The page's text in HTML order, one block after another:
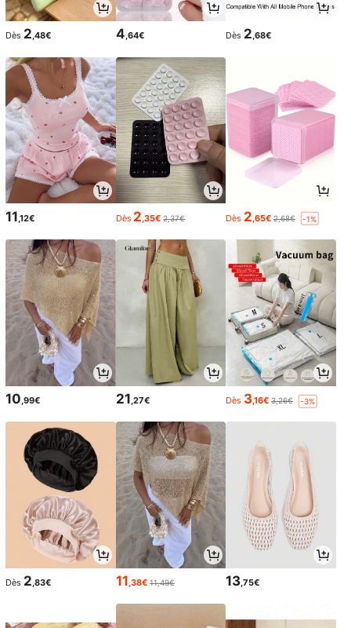
Dès 2,48€ 4,64€ Dès 2,68€
11 ,12€ Dès 2 ,35€ 2,37€ Dès 2 ,65€ 2,68€ -1%
10,99€ 21,27€ Dès 3,16€ 3,26€ -3%
Dès 2,83€ 11,38€ 11,49€ 13,75€